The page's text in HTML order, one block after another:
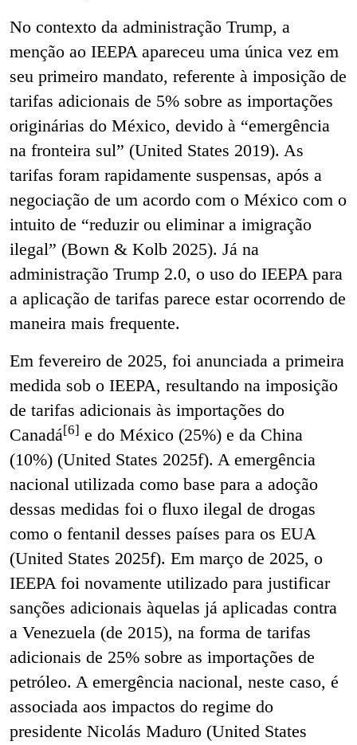
No contexto da administração Trump, a
menção ao IEEPA apareceu uma única vez em
seu primeiro mandato, referente à imposição de
tarifas adicionais de 5% sobre as importações
originárias do México, devido à “emergência
na fronteira sul” (United States 2019). As
tarifas foram rapidamente suspensas, após a
negociação de um acordo com o México com o
intuito de “reduzir ou eliminar a imigração
ilegal” (Bown & Kolb 2025). Já na
administração Trump 2.0, o uso do IEEPA para
a aplicação de tarifas parece estar ocorrendo de
maneira mais frequente.
Em fevereiro de 2025, foi anunciada a primeira
medida sob o IEEPA, resultando na imposição
de tarifas adicionais às importações do
Canadá[6] e do México (25%) e da China
(10%) (United States 2025f). A emergência
nacional utilizada como base para a adoção
dessas medidas foi o fluxo ilegal de drogas
como o fentanil desses países para os EUA
(United States 2025f). Em março de 2025, o
IEEPA foi novamente utilizado para justificar
sanções adicionais àquelas já aplicadas contra
a Venezuela (de 2015), na forma de tarifas
adicionais de 25% sobre as importações de
petróleo. A emergência nacional, neste caso, é
associada aos impactos do regime do
presidente Nicolás Maduro (United States